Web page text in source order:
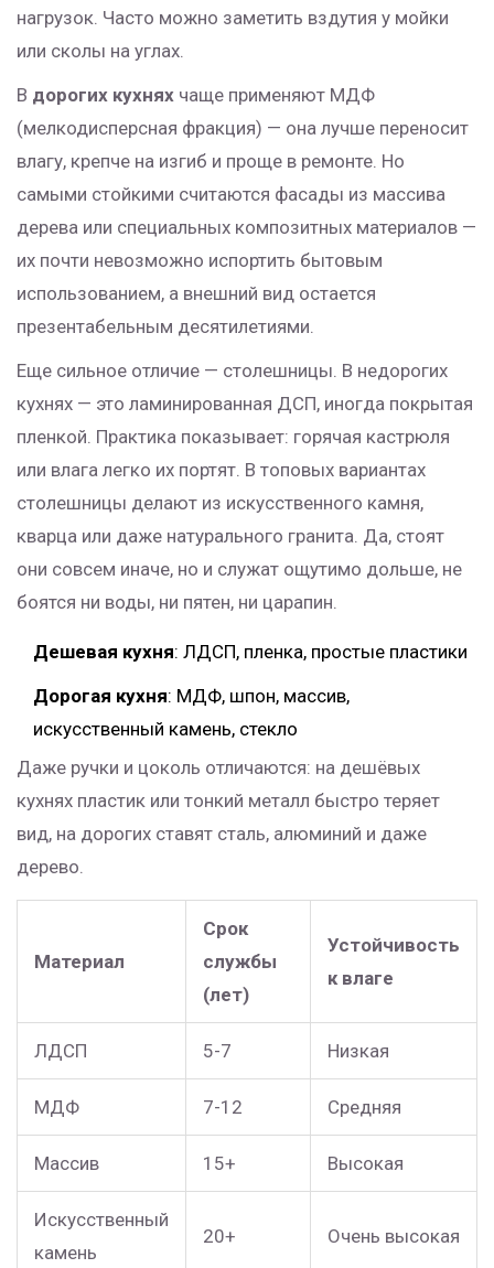
нагрузок. Часто можно заметить вздутия у мойки
или сколы на углах.
В дорогих кухнях чаще применяют МДФ
(мелкодисперсная фракция) — она лучше переносит
влагу, крепче на изгиб и проще в ремонте. Но
самыми стойкими считаются фасады из массива
дерева или специальных композитных материалов —
их почти невозможно испортить бытовым
использованием, а внешний вид остается
презентабельным десятилетиями.
Еще сильное отличие — столешницы. В недорогих
кухнях — это ламинированная ДСП, иногда покрытая
пленкой. Практика показывает: горячая кастрюля
или влага легко их портят. В топовых вариантах
столешницы делают из искусственного камня,
кварца или даже натурального гранита. Да, стоят
они совсем иначе, но и служат ощутимо дольше, не
боятся ни воды, ни пятен, ни царапин.
Дешевая кухня: ЛДСП, пленка, простые пластики
Дорогая кухня: МДФ, шпон, массив,
искусственный камень, стекло
Даже ручки и цоколь отличаются: на дешёвых
кухнях пластик или тонкий металл быстро теряет
вид, на дорогих ставят сталь, алюминий и даже
дерево.
Материал
Срок
службы
(лет)
Устойчивость
к влаге
ЛДСП 5-7 Низкая
МДФ 7-12 Средняя
Массив 15+ Высокая
Искусственный
камень
20+ Очень высокая